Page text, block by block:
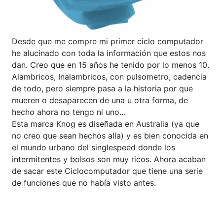
Desde que me compre mi primer ciclo computador
he alucinado con toda la información que estos nos
dan. Creo que en 15 años he tenido por lo menos 10.
Alambricos, Inalambricos, con pulsometro, cadencia
de todo, pero siempre pasa a la historia por que
mueren o desaparecen de una u otra forma, de
hecho ahora no tengo ni uno…
Esta marca Knog es diseñada en Australia (ya que
no creo que sean hechos alla) y es bien conocida en
el mundo urbano del singlespeed donde los
intermitentes y bolsos son muy ricos. Ahora acaban
de sacar este Ciclocomputador que tiene una serie
de funciones que no había visto antes.